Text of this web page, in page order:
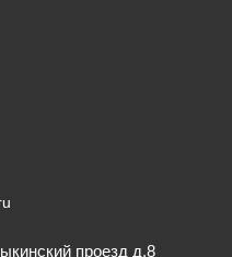
проезд д.8